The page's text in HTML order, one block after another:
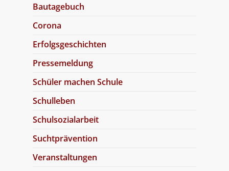
Bautagebuch
Corona
Erfolgsgeschichten
Pressemeldung
Schüler machen Schule
Schulleben
Schulsozialarbeit
Suchtprävention
Veranstaltungen